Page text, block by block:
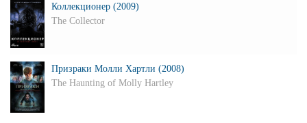
Коллекционер (2009)
The Collector
Призраки Молли Хартли (2008)
The Haunting of Molly Hartley